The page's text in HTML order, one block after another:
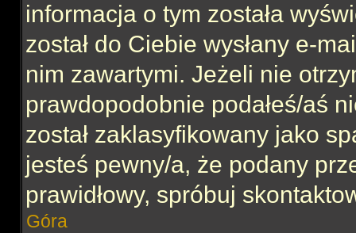
informacja o tym została
został do Ciebie wysłany e-
nim zawartymi. Jeżeli nie
prawdopodobnie podałeś/aś
został zaklasyfikowany jako
jesteś pewny/a, że podany
prawidłowy, spróbuj
Góra